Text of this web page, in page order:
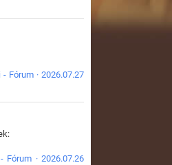
Fórum · 2026.07.27
Fórum · 2026.07.26